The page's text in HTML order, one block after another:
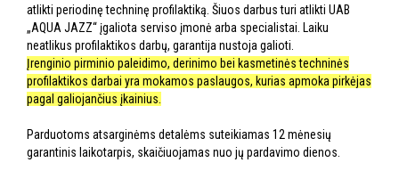
atlikti periodinę techninę profilaktiką. Šiuos darbus turi atlikti UAB
„AQUA JAZZ“ įgaliota serviso įmonė arba specialistai. Laiku
neatlikus profilaktikos darbų, garantija nustoja galioti.
Įrenginio pirminio paleidimo, derinimo bei kasmetinės techninės
profilaktikos darbai yra mokamos paslaugos, kurias apmoka pirkėjas
pagal galiojančius įkainius.
Parduotoms atsarginėms detalėms suteikiamas 12 mėnesių
garantinis laikotarpis, skaičiuojamas nuo jų pardavimo dienos.